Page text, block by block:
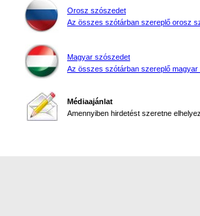
Orosz szószedet
Az összes szótárban szereplő orosz
Magyar szószedet
Az összes szótárban szereplő magyar
Médiaajánlat
Amennyiben hirdetést szeretne